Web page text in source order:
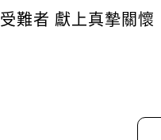
難者 獻上真摯關懷